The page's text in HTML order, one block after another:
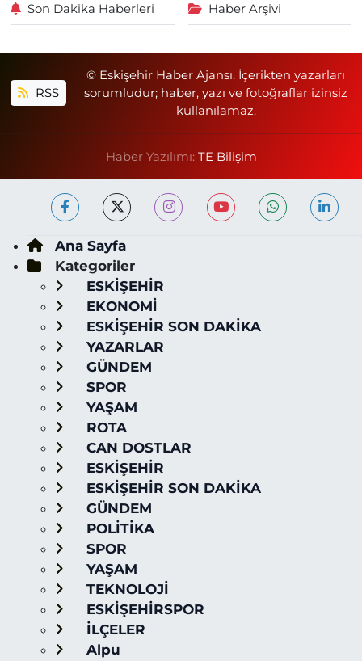
Son Dakika Haberleri Haber Arşivi
RSS
© Eskişehir Haber Ajansı. İçerikten yazarları
sorumludur; haber, yazı ve fotoğraflar izinsiz
kullanılamaz.
Haber Yazılımı: TE Bilişim
Ana Sayfa
Kategoriler
ESKİŞEHİR
EKONOMİ
ESKİŞEHİR SON DAKİKA
YAZARLAR
GÜNDEM
SPOR
YAŞAM
ROTA
CAN DOSTLAR
ESKİŞEHİR
ESKİŞEHİR SON DAKİKA
GÜNDEM
POLİTİKA
SPOR
YAŞAM
TEKNOLOJİ
ESKİŞEHİRSPOR
İLÇELER
Alpu